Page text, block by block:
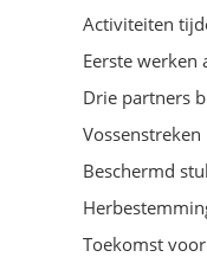
Activiteiten
Eerste werken
Drie partners
Vossenstreken
Beschermd
Toekomst